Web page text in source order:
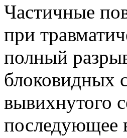
Частичные
при
полный
блоковидных
вывихнутого
последующее